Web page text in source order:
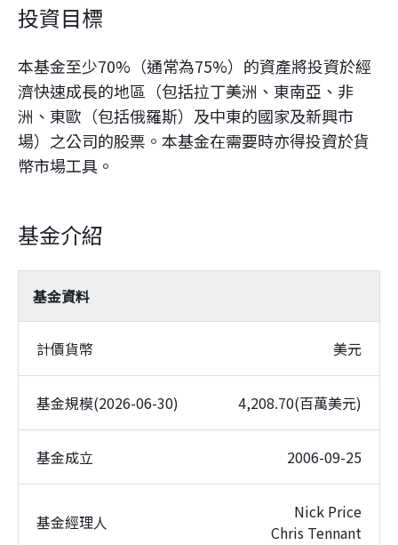
投資目標
本基金至少70%（通常為75%）的資產將投資於經
濟快速成長的地區（包括拉丁美洲、東南亞、非
洲、東歐（包括俄羅斯）及中東的國家及新興市
場）之公司的股票。本基金在需要時亦得投資於貨
幣市場工具。
基金介紹
基金資料
計價貨幣 美元
基金規模(2026-06-30) 4,208.70(百萬美元)
基金成立 2006-09-25
基金經理人
Nick Price
Chris Tennant